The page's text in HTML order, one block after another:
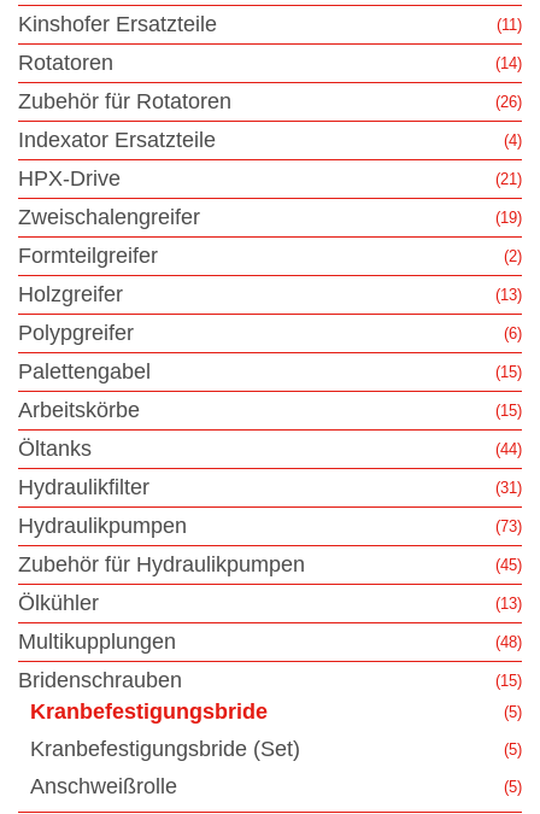
Kinshofer Ersatzteile (11)
Rotatoren (14)
Zubehör für Rotatoren (26)
Indexator Ersatzteile (4)
HPX-Drive (21)
Zweischalengreifer (19)
Formteilgreifer (2)
Holzgreifer (13)
Polypgreifer (6)
Palettengabel (15)
Arbeitskörbe (15)
Öltanks (44)
Hydraulikfilter (31)
Hydraulikpumpen (73)
Zubehör für Hydraulikpumpen (45)
Ölkühler (13)
Multikupplungen (48)
Bridenschrauben (15)
Kranbefestigungsbride (5)
Kranbefestigungsbride (Set) (5)
Anschweißrolle (5)